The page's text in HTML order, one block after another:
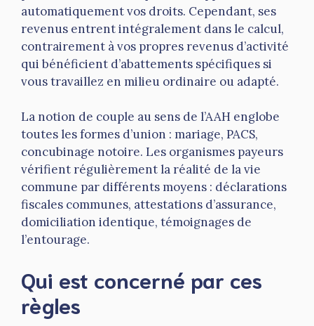
automatiquement vos droits. Cependant, ses
revenus entrent intégralement dans le calcul,
contrairement à vos propres revenus d’activité
qui bénéficient d’abattements spécifiques si
vous travaillez en milieu ordinaire ou adapté.
La notion de couple au sens de l’AAH englobe
toutes les formes d’union : mariage, PACS,
concubinage notoire. Les organismes payeurs
vérifient régulièrement la réalité de la vie
commune par différents moyens : déclarations
fiscales communes, attestations d’assurance,
domiciliation identique, témoignages de
l’entourage.
Qui est concerné par ces
règles